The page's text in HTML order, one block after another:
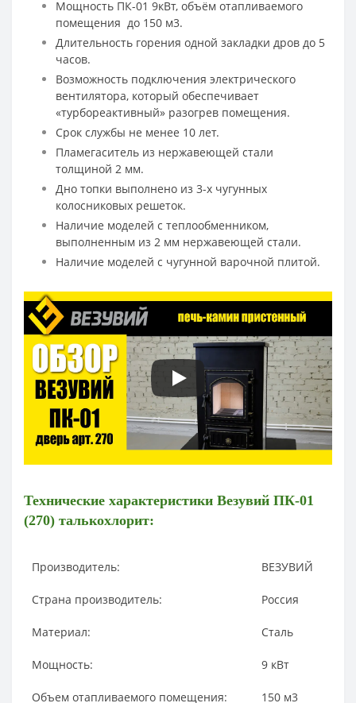
Мощность ПК-01 9кВт, объём отапливаемого
помещения до 150 м3.
Длительность горения одной закладки дров до 5
часов.
Возможность подключения электрического
вентилятора, который обеспечивает
«турбореактивный» разогрев помещения.
Срок службы не менее 10 лет.
Пламегаситель из нержавеющей стали
толщиной 2 мм.
Дно топки выполнено из 3-х чугунных
колосниковых решеток.
Наличие моделей с теплообменником,
выполненным из 2 мм нержавеющей стали.
Наличие моделей с чугунной варочной плитой.
Технические характеристики Везувий ПК-01
(270) талькохлорит:
Производитель: ВЕЗУВИЙ
Страна производитель: Россия
Материал: Сталь
Мощность: 9 кВт
Объем отапливаемого помещения: 150 м3